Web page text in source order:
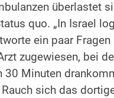
überlastet
quo. „In Israel
ein paar Fragen
zugewiesen, bei
30 Minuten
sich das